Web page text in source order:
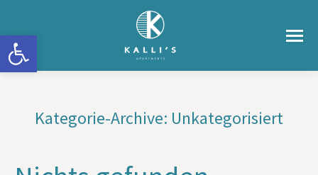
Werkzeugleiste öffnen
Kategorie-Archive: Unkategorisiert